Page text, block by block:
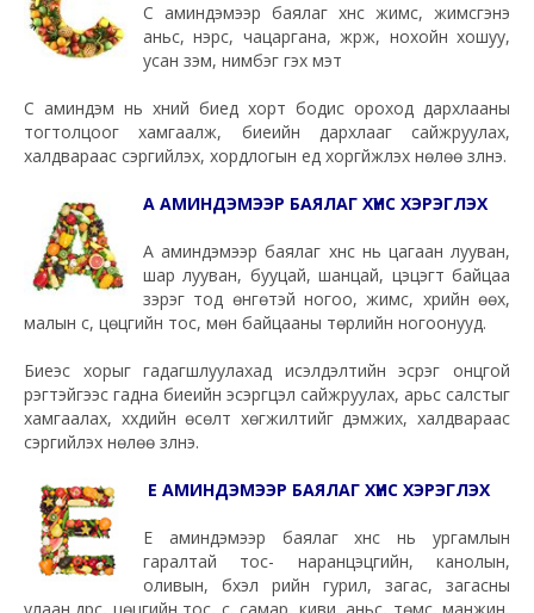
С аминдэмээр баялаг хүнс жимс, жимсгэнэ
аньс, нэрс, чацаргана, жүрж, нохойн хошуу,
усан үзэм, нимбэг гэх мэт
С аминдэм нь хүний биед хорт бодис ороход дархлааны
тогтолцоог хамгаалж, биеийн дархлааг сайжруулах,
халдвараас сэргийлэх, хордлогын үед хоргүйжүүлэх нөлөө үзүүлнэ.
А АМИНДЭМЭЭР БАЯЛАГ ХҮНС ХЭРЭГЛЭХ
А аминдэмээр баялаг хүнс нь цагаан лууван,
шар лууван, бууцай, шанцай, цэцэгт байцаа
зэрэг тод өнгөтэй ногоо, жимс, үхрийн өөх,
малын сүү, цөцгийн тос, мөн байцааны төрлийн ногоонууд.
Биеэс хорыг гадагшлуулахад исэлдэлтийн эсрэг онцгой
үүрэгтэйгээс гадна биеийн эсэргүүцэл сайжруулах, арьс салстыг
хамгаалах, хүүхдийн өсөлт хөгжилтийг дэмжих, халдвараас
сэргийлэх нөлөө үзүүлнэ.
Е АМИНДЭМЭЭР БАЯЛАГ ХҮНС ХЭРЭГЛЭХ
Е аминдэмээр баялаг хүнс нь ургамлын
гаралтай тос- наранцэцгийн, канолын,
оливын, бүхэл үрийн гурил, загас, загасны